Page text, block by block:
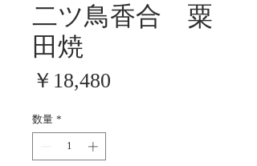
二ツ鳥香合 粟
田焼
￥18,480
数量 *